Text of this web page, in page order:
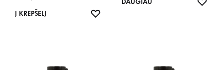
Į KREPŠELĮ
DAUGIAU